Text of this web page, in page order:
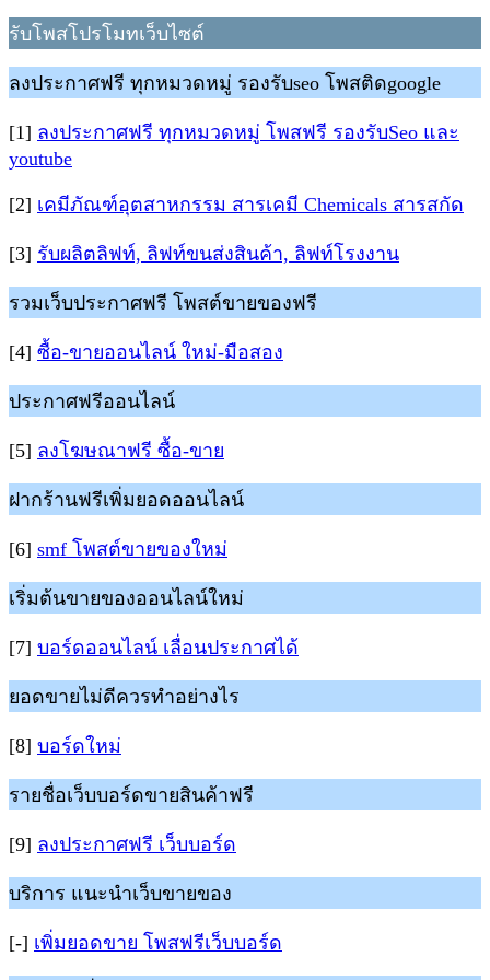
รับโพสโปรโมทเว็บไซต์
ลงประกาศฟรี ทุกหมวดหมู่ รองรับseo โพสติดgoogle
[1] ลงประกาศฟรี ทุกหมวดหมู่ โพสฟรี รองรับSeo และ
youtube
[2] เคมีภัณฑ์อุตสาหกรรม สารเคมี Chemicals สารสกัด
[3] รับผลิตลิฟท์, ลิฟท์ขนส่งสินค้า, ลิฟท์โรงงาน
รวมเว็บประกาศฟรี โพสต์ขายของฟรี
[4] ซื้อ-ขายออนไลน์ ใหม่-มือสอง
ประกาศฟรีออนไลน์
[5] ลงโฆษณาฟรี ซื้อ-ขาย
ฝากร้านฟรีเพิ่มยอดออนไลน์
[6] smf โพสต์ขายของใหม่
เริ่มต้นขายของออนไลน์ใหม่
[7] บอร์ดออนไลน์ เลื่อนประกาศได้
ยอดขายไม่ดีควรทำอย่างไร
[8] บอร์ดใหม่
รายชื่อเว็บบอร์ดขายสินค้าฟรี
[9] ลงประกาศฟรี เว็บบอร์ด
บริการ แนะนำเว็บขายของ
[-] เพิ่มยอดขาย โพสฟรีเว็บบอร์ด